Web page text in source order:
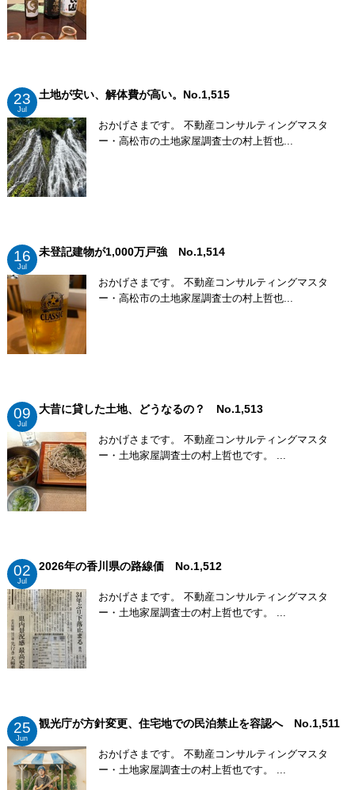
23
Jul
土地が安い、解体費が高い。No.1,515
おかげさまです。 不動産コンサルティングマスタ
ー・高松市の土地家屋調査士の村上哲也...
16
Jul
未登記建物が1,000万戸強 No.1,514
おかげさまです。 不動産コンサルティングマスタ
ー・高松市の土地家屋調査士の村上哲也...
09
Jul
大昔に貸した土地、どうなるの？ No.1,513
おかげさまです。 不動産コンサルティングマスタ
ー・土地家屋調査士の村上哲也です。 ...
02
Jul
2026年の香川県の路線価 No.1,512
おかげさまです。 不動産コンサルティングマスタ
ー・土地家屋調査士の村上哲也です。 ...
25
Jun
観光庁が方針変更、住宅地での民泊禁止を容認へ No.1,511
おかげさまです。 不動産コンサルティングマスタ
ー・土地家屋調査士の村上哲也です。 ...